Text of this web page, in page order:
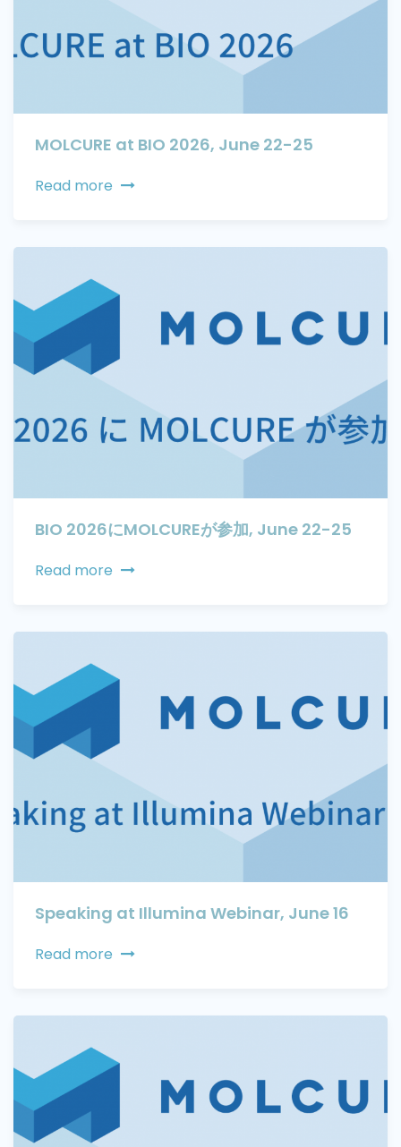
MOLCURE at BIO 2026, June 22-25
Read more
BIO 2026にMOLCUREが参加, June 22-25
Read more
Speaking at Illumina Webinar, June 16
Read more